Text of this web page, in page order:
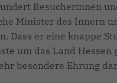
Besucherinnen
Minister des Innern
Dass er eine knappe
um das Land
besondere Ehrung